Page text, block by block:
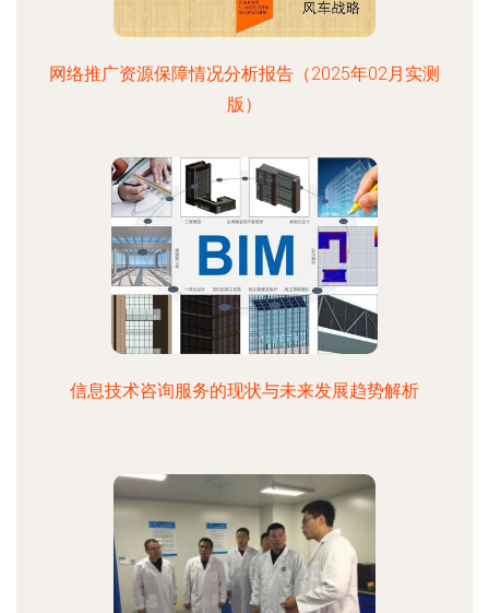
网络推广资源保障情况分析报告（2025年02月实测
版）
信息技术咨询服务的现状与未来发展趋势解析